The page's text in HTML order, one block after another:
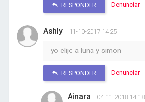
RESPONDER Denunciar
Ashly 11-10-2017 14:25
yo elijo a luna y simon
RESPONDER Denunciar
Ainara 04-11-2018 14:18